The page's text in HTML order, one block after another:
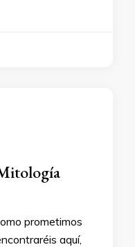
prometimos
aquí,